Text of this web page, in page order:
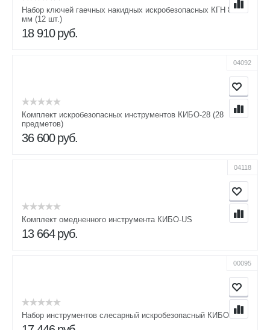
Набор ключей гаечных накидных искробезопасных КГН 8-46
мм (12 шт.)
18 910 руб.
04092
Комплект искробезопасных инструментов КИБО-28 (28
предметов)
36 600 руб.
04118
Комплект омедненного инструмента КИБО-US
13 664 руб.
00095
Набор инструментов слесарный искробезопасный КИБО-18